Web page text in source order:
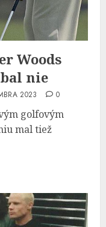
Woods
nie
2023 0
golfovým
mal tiež